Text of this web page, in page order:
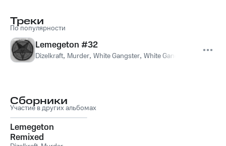
Треки
По популярности
Lemegeton #32
Dizelkraft, Murder, White Gangster, White Gangser
Сборники
Участие в других альбомах
Lemegeton
Remixed